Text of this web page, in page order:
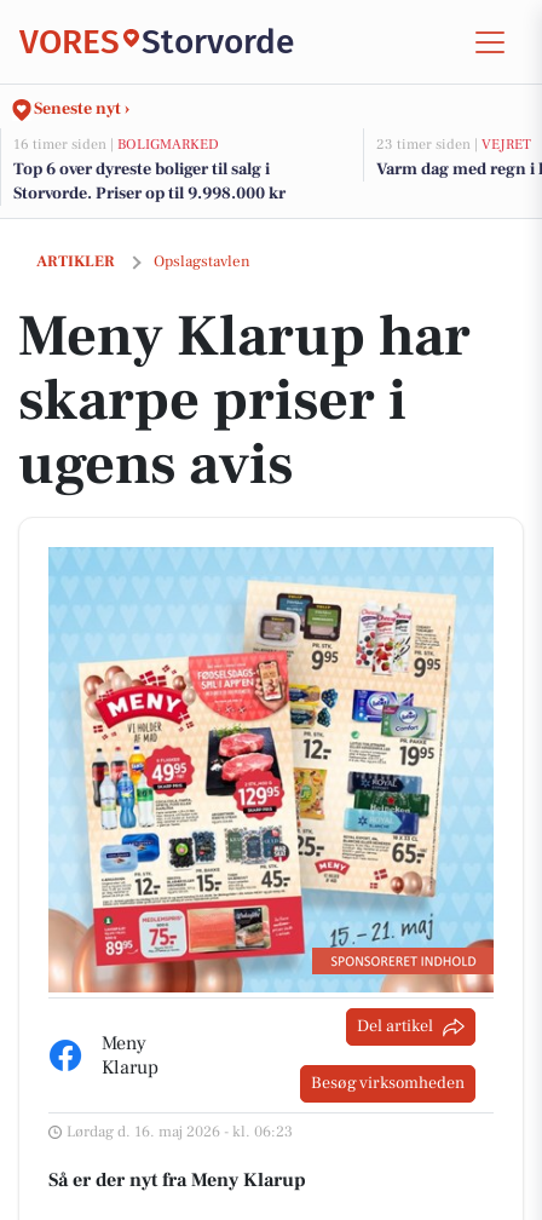
VORES Storvorde
Seneste nyt ›
16 timer siden | BOLIGMARKED
Top 6 over dyreste boliger til salg i
Storvorde. Priser op til 9.998.000 kr
23 timer siden | VEJRET
Varm dag med regn i
ARTIKLER Opslagstavlen
Meny Klarup har skarpe priser i ugens avis
Meny Klarup har
skarpe priser i
ugens avis
Meny
Klarup
Del artikel
Besøg virksomheden
Lørdag d. 16. maj 2026 - kl. 06:23
Så er der nyt fra Meny Klarup